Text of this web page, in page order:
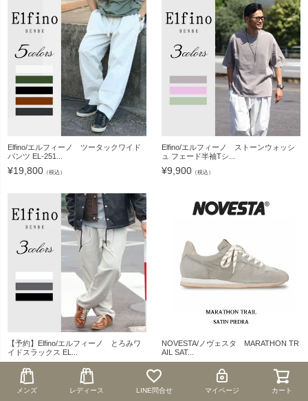
メンズ レディース LINE問合せ マイページ カート
メンズ レディース LINE問合せ マイページ カート
Elfino/エルフィーノ ツータックワイド
パンツ EL-251...
¥19,800 （税込）
Elfino/エルフィーノ ストーンウォッシ
ュ フェード半袖Tシ...
¥9,900 （税込）
【予約】Elfino/エルフィーノ とろみワ
イドスラックス EL...
20,900
NOVESTA/ノヴェスタ MARATHON TR
AIL SAT...